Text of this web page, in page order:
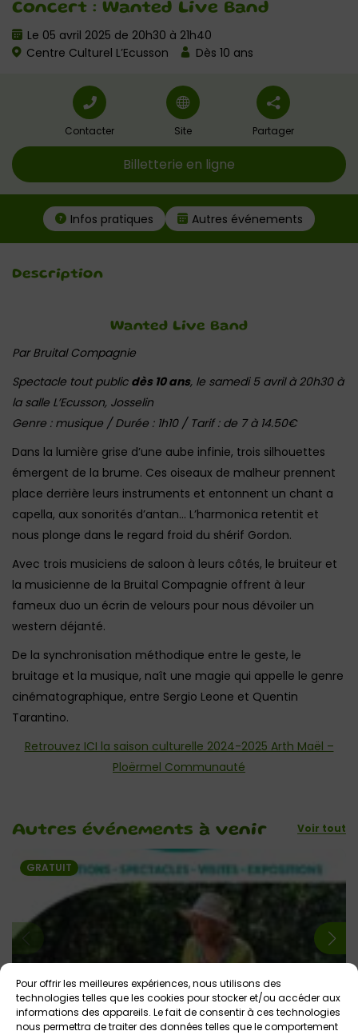
Pour offrir les meilleures expériences, nous utilisons des
technologies telles que les cookies pour stocker et/ou accéder aux
informations des appareils. Le fait de consentir à ces technologies
nous permettra de traiter des données telles que le comportement
Concert : Wanted Live Band
Le 05 avril 2025 de 20h30 à 21h40
Centre Culturel L’Ecusson
Dès 10 ans
Contacter Site Partager
Billetterie en ligne
Infos pratiques Autres événements
Description
Wanted Live Band
Par Bruital Compagnie
Spectacle tout public dès 10 ans, le samedi 5 avril à 20h30 à
la salle L’Ecusson, Josselin
Genre : musique / Durée : 1h10 / Tarif : de 7 à 14.50€
Dans la lumière grise d’une aube infinie, trois silhouettes
émergent de la brume. Ces oiseaux de malheur prennent
place derrière leurs instruments et entonnent un chant a
capella, aux sonorités d’antan… L’harmonica retentit et
nous plonge dans le regard froid du shérif Gordon.
Avec trois musiciens de saloon à leurs côtés, le bruiteur et
la musicienne de la Bruital Compagnie offrent à leur
fameux duo un écrin de velours pour nous dévoiler un
western déjanté.
De la synchronisation méthodique entre le geste, le
bruitage et la musique, naît une magie qui appelle le genre
cinématographique, entre Sergio Leone et Quentin
Tarantino.
Retrouvez ICI la saison culturelle 2024-2025 Arth Maël –
Ploërmel Communauté
Autres événements à venir Voir tout
13 août 2026
GRATUIT